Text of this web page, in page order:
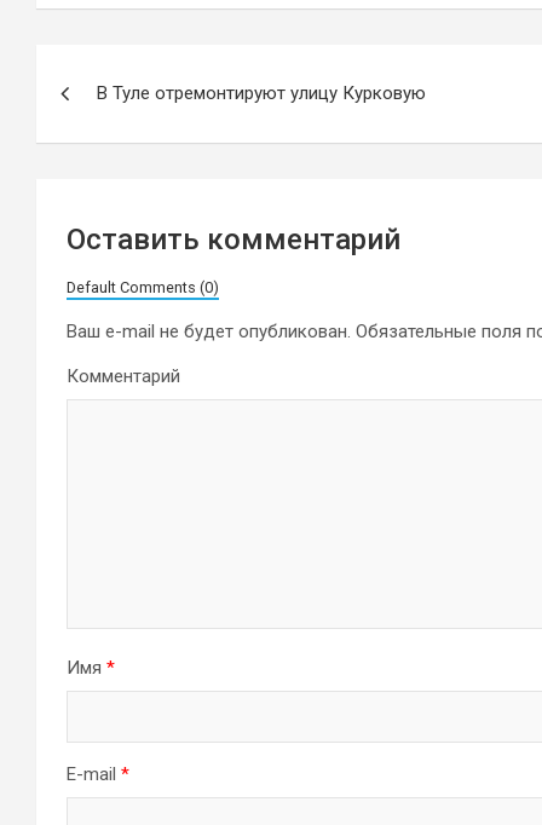
В Туле отремонтируют улицу Курковую
Оставить комментарий
Default Comments (0)
Ваш e-mail не будет опубликован. Обязательные поля
Комментарий
Имя *
E-mail *